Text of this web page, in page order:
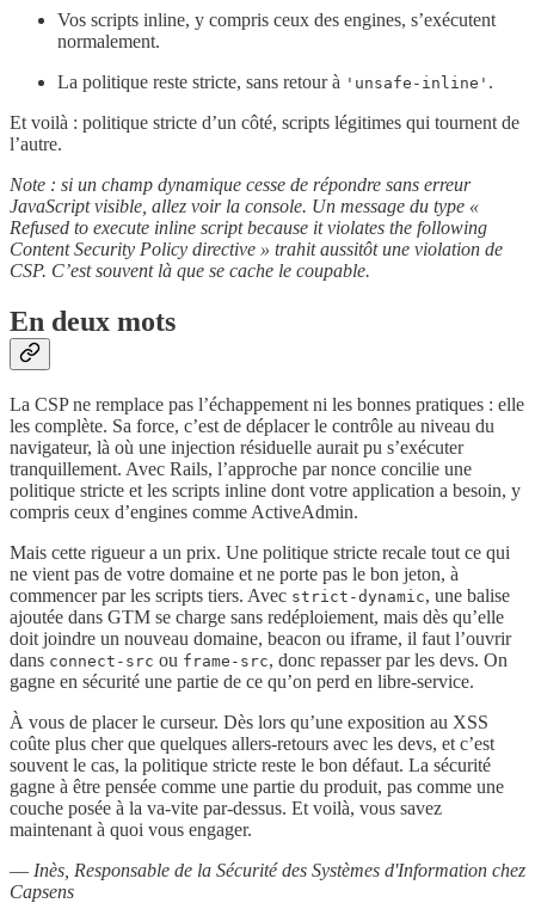
Vos scripts inline, y compris ceux des engines, s’exécutent
normalement.
La politique reste stricte, sans retour à 'unsafe-inline' .
Et voilà : politique stricte d’un côté, scripts légitimes qui tournent de
l’autre.
Note : si un champ dynamique cesse de répondre sans erreur
JavaScript visible, allez voir la console. Un message du type «
Refused to execute inline script because it violates the following
Content Security Policy directive » trahit aussitôt une violation de
CSP. C’est souvent là que se cache le coupable.
En deux mots
La CSP ne remplace pas l’échappement ni les bonnes pratiques : elle
les complète. Sa force, c’est de déplacer le contrôle au niveau du
navigateur, là où une injection résiduelle aurait pu s’exécuter
tranquillement. Avec Rails, l’approche par nonce concilie une
politique stricte et les scripts inline dont votre application a besoin, y
compris ceux d’engines comme ActiveAdmin.
Mais cette rigueur a un prix. Une politique stricte recale tout ce qui
ne vient pas de votre domaine et ne porte pas le bon jeton, à
commencer par les scripts tiers. Avec strict-dynamic, une balise
ajoutée dans GTM se charge sans redéploiement, mais dès qu’elle
doit joindre un nouveau domaine, beacon ou iframe, il faut l’ouvrir
dans connect-src ou frame-src, donc repasser par les devs. On
gagne en sécurité une partie de ce qu’on perd en libre-service.
À vous de placer le curseur. Dès lors qu’une exposition au XSS
coûte plus cher que quelques allers-retours avec les devs, et c’est
souvent le cas, la politique stricte reste le bon défaut. La sécurité
gagne à être pensée comme une partie du produit, pas comme une
couche posée à la va-vite par-dessus. Et voilà, vous savez
maintenant à quoi vous engager.
— Inès, Responsable de la Sécurité des Systèmes d'Information chez
Capsens